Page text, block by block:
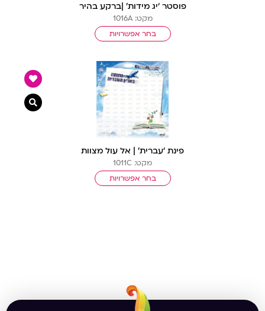
פוסטר ‘יג מידות’ |ברקע בהיר
מקט: 1016A
בחר אפשרויות
פינת ‘עברית’ | אל עול מצוות
מקט: 1011C
בחר אפשרויות
צפייה